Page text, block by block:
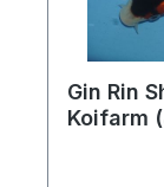
Zustand
Ihnen
Gin Rin
Koifarm